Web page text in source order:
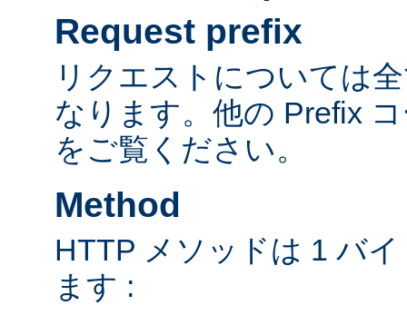
Request prefix
リクエストについては
なります。他の Prefix
をご覧ください。
Method
HTTP メソッドは 1 バ
ます :